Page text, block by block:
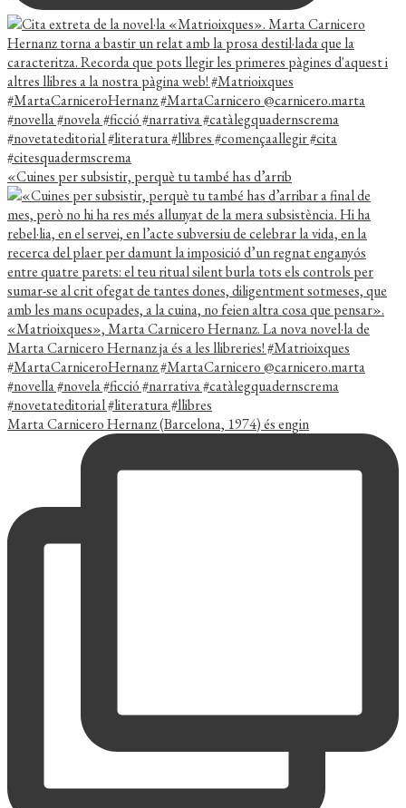
«Cuines per subsistir, perquè tu també has d’arrib
Marta Carnicero Hernanz (Barcelona, 1974) és engin